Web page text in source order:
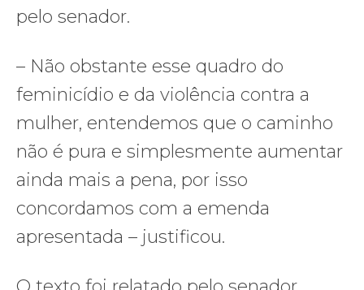
pelo senador.
– Não obstante esse quadro do
feminicídio e da violência contra a
mulher, entendemos que o caminho
não é pura e simplesmente aumentar
ainda mais a pena, por isso
concordamos com a emenda
apresentada – justificou.